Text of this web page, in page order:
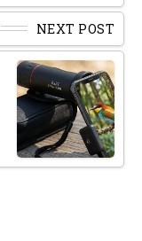
NEXT POST